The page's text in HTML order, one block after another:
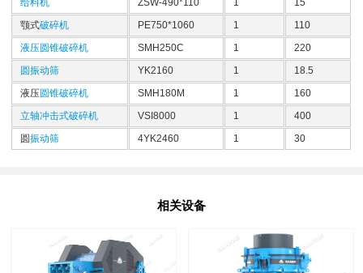
给料机 ZSW-490*110 1
15
颚式破碎机 PE750*1060 1
110
液压圆锥破碎机
SMH250C 1
220
圆振动筛
YK2160 1
18.5
液压圆锥破碎机 SMH180M 1
160
立轴冲击式破碎机
VSI8000 1
400
圆振动筛 4YK2460 1 30
相关设备